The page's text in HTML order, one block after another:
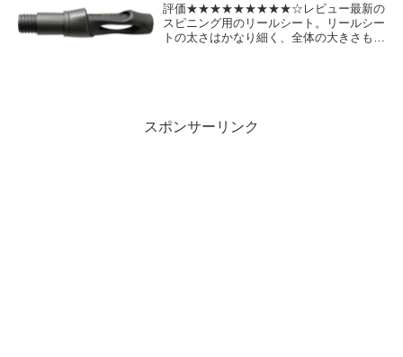
評価★★★★★★★★★☆レビュー最新の
スピニング用のリールシート。リールシー
トの太さはかなり細く、全体の大きさも小
スポンサーリンク